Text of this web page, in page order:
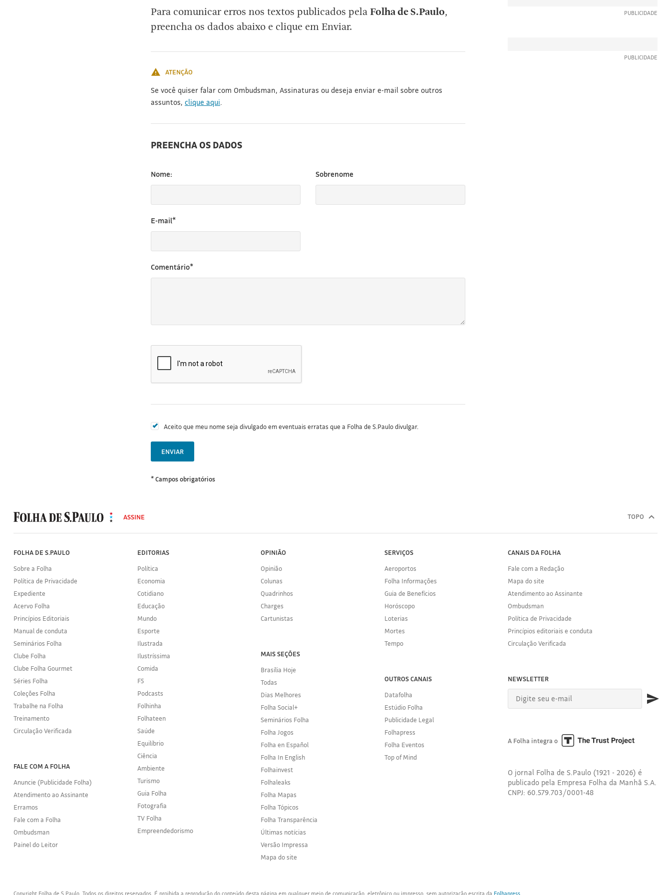
Para comunicar erros nos textos publicados pelaFolha de S.Paulo,
preencha os dados abaixo e clique em Enviar.
ATENÇÃO
Se você quiser falar com Ombudsman, Assinaturas ou deseja enviar e-mail sobre outros
assuntos, clique aqui.
PREENCHA OS DADOS
Nome: Sobrenome
E-mail*
Comentário*
Aceito que meu nome seja divulgado em eventuais erratas que a Folha de S.Paulo divulgar.
ENVIAR
* Campos obrigatórios
Folha
de
S.Paulo
ASSINE TOPO
FOLHA DE S.PAULO
Sobre a Folha
Política de Privacidade
Expediente
Acervo Folha
Princípios Editoriais
Manual de conduta
Seminários Folha
Clube Folha
Clube Folha Gourmet
Séries Folha
Coleções Folha
Trabalhe na Folha
Treinamento
Circulação Verificada
FALE COM A FOLHA
Anuncie (Publicidade Folha)
Atendimento ao Assinante
Erramos
Fale com a Folha
Ombudsman
Painel do Leitor
EDITORIAS
Política
Economia
Cotidiano
Educação
Mundo
Esporte
Ilustrada
Ilustríssima
Comida
F5
Podcasts
Folhinha
Folhateen
Saúde
Equilíbrio
Ciência
Ambiente
Turismo
Guia Folha
Fotografia
TV Folha
Empreendedorismo
OPINIÃO
Opinião
Colunas
Quadrinhos
Charges
Cartunistas
MAIS SEÇÕES
Brasília Hoje
Todas
Dias Melhores
Folha Social+
Seminários Folha
Folha Jogos
Folha en Español
Folha In English
Folhainvest
Folhaleaks
Folha Mapas
Folha Tópicos
Folha Transparência
Últimas notícias
Versão Impressa
Mapa do site
SERVIÇOS
Aeroportos
Folha Informações
Guia de Benefícios
Horóscopo
Loterias
Mortes
Tempo
OUTROS CANAIS
Datafolha
Estúdio Folha
Publicidade Legal
Folhapress
Folha Eventos
Top of Mind
CANAIS DA FOLHA
Fale com a Redação
Mapa do site
Atendimento ao Assinante
Ombudsman
Política de Privacidade
Princípios editoriais e conduta
Circulação Verificada
NEWSLETTER
A Folha integra o
O jornal Folha de S.Paulo (1921 - 2026) é
publicado pela Empresa Folha da Manhã S.A.
CNPJ: 60.579.703/0001-48